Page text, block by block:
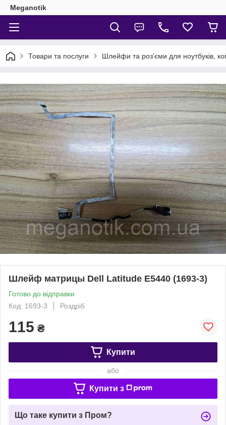
Meganotik
Товари та послуги Шлейфи та роз'єми для ноутбуків,
Шлейф матрицы Dell Latitude E5440 (1693-3)
Готово до відправки
Код: 1693-3
Роздріб
115 ₴
Купити
або
Купити з
Що таке купити з Пром?